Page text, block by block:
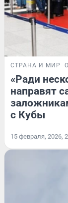
СТРАНА И МИР
«Ради
направят
с Кубы
15 февраля, 2026,